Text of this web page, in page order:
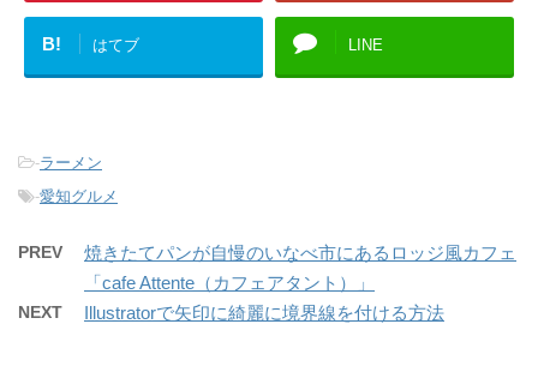
B! はてブ LINE
-ラーメン
-愛知グルメ
PREV
焼きたてパンが自慢のいなべ市にあるロッジ風カフェ
「cafe Attente（カフェアタント）」
NEXT Illustratorで矢印に綺麗に境界線を付ける方法